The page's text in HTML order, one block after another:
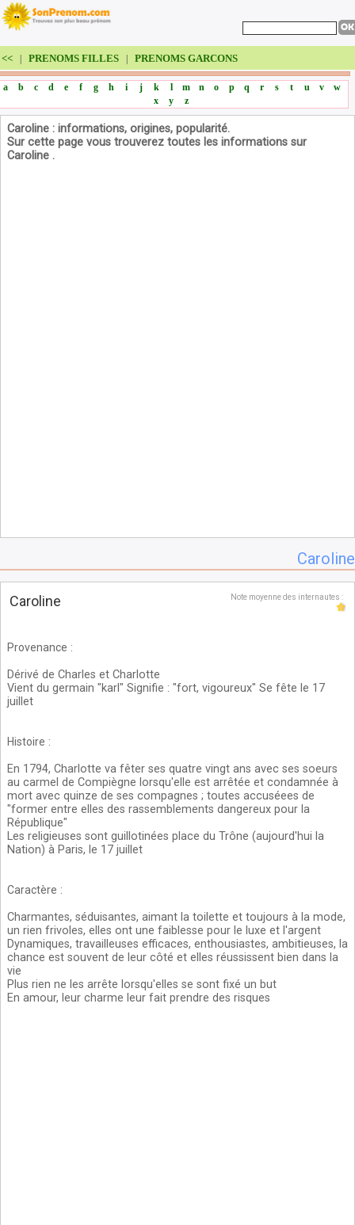
<< PRENOMS FILLES PRENOMS GARCONS
a b c d e f g h i j k l m n o p q r s t u v
w
x
y z
Caroline : informations, origines, popularité.
Sur cette page vous trouverez toutes les informations sur
Caroline .
Caroline
Caroline Note moyenne des internautes :
Provenance :
Dérivé de Charles et Charlotte
Vient du germain "karl" Signifie : "fort, vigoureux" Se fête le 17
juillet
Histoire :
En 1794, Charlotte va fêter ses quatre vingt ans avec ses soeurs
au carmel de Compiègne lorsqu'elle est arrêtée et condamnée à
mort avec quinze de ses compagnes ; toutes accuséees de
"former entre elles des rassemblements dangereux pour la
République"
Les religieuses sont guillotinées place du Trône (aujourd'hui la
Nation) à Paris, le 17 juillet
Caractère :
Charmantes, séduisantes, aimant la toilette et toujours à la mode,
un rien frivoles, elles ont une faiblesse pour le luxe et l'argent
Dynamiques, travailleuses efficaces, enthousiastes, ambitieuses, la
chance est souvent de leur côté et elles réussissent bien dans la
vie
Plus rien ne les arrête lorsqu'elles se sont fixé un but
En amour, leur charme leur fait prendre des risques